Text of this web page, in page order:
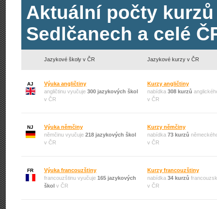
Aktuální počty
Sedlčanech a celé
Jazykové školy v ČR Jazykové kurzy v ČR
AJ
Výuka angličtiny
angličtinu vyučuje 300 jazykových škol
v ČR
Kurzy angličtiny
nabídka 308 kurzů
v ČR
NJ
Výuka němčiny
němčinu vyučuje 218 jazykových škol
v ČR
Kurzy němčiny
nabídka 73 kurzů
v ČR
FR
Výuka francouzštiny
francouzštinu vyučuje 165 jazykových
škol v ČR
Kurzy francouzštiny
nabídka 34 kurzů
v ČR